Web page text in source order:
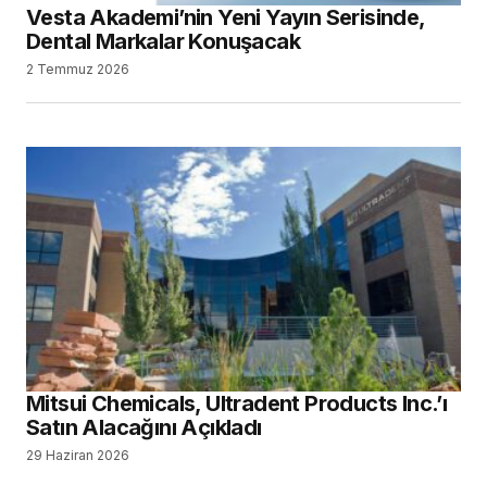
Vesta Akademi’nin Yeni Yayın Serisinde,
Dental Markalar Konuşacak
2 Temmuz 2026
Mitsui Chemicals, Ultradent Products Inc.’ı
Satın Alacağını Açıkladı
29 Haziran 2026